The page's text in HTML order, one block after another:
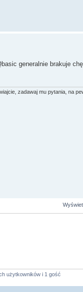
generalnie brakuje
zadawaj mu pytania, na
użytkowników i 1 gość